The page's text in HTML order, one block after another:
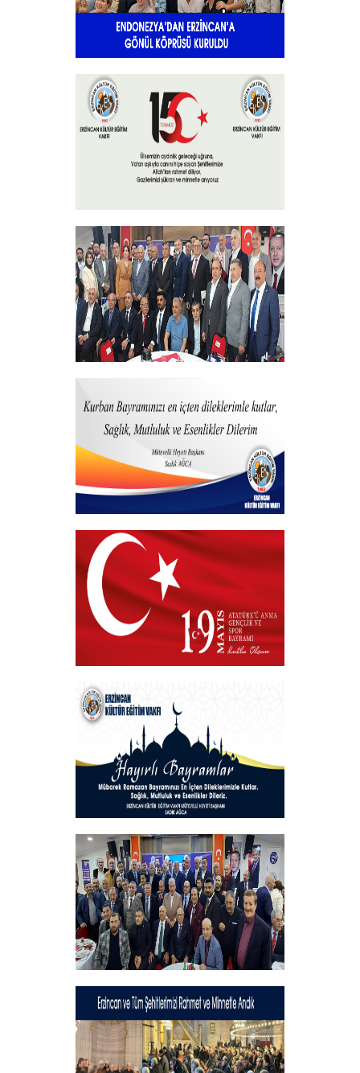
Endonezya’dan Erzincan’a gönül
köprüsü
+
15 Temmuz 2025
+
Programı
+
Kurban Bayramı
+
19 MAYIS 2025
+
Hayırlı Bayramlar
+
Geleneksel İftar Programımız
+